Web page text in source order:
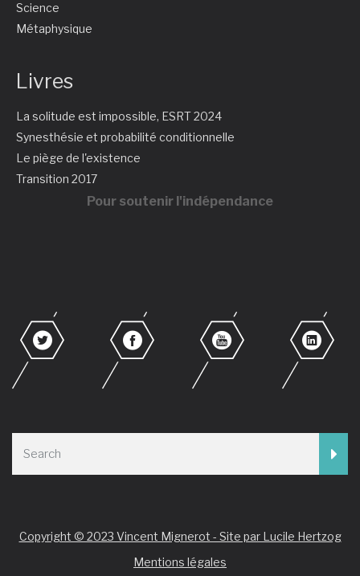
Science
Métaphysique
Livres
La solitude est impossible, ESRT 2024
Synesthésie et probabilité conditionnelle
Le piège de l'existence
Transition 2017
Pour soutenir l'indépendance
Copyright © 2023 Vincent Mignerot - Site par Lucile Hertzog
Mentions légales